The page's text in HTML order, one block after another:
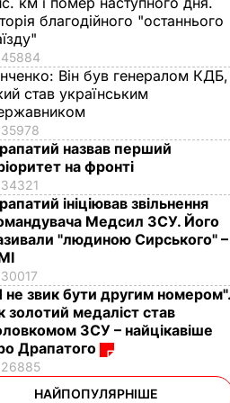
благодійного "останнього
45884
Він був генералом КДБ,
став українським
35978
назвав перший
на фронті
34321
ініціював звільнення
Медсил ЗСУ. Його
"людиною Сирського" –
30017
не звик бути другим номером".
золотий медаліст став
ЗСУ – найцікавіше
Драпатого
26885
НАЙПОПУЛЯРНІШЕ